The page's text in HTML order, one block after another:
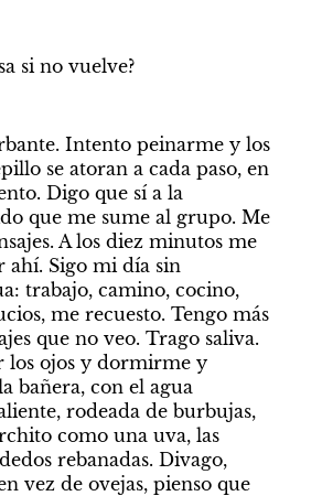
si no vuelve?
Intento peinarme y los
se atoran a cada paso, en
Digo que sí a la
que me sume al grupo. Me
A los diez minutos me
ahí. Sigo mi día sin
trabajo, camino, cocino,
me recuesto. Tengo más
que no veo. Trago saliva.
los ojos y dormirme y
bañera, con el agua
rodeada de burbujas,
como una uva, las
rebanadas. Divago,
vez de ovejas, pienso que